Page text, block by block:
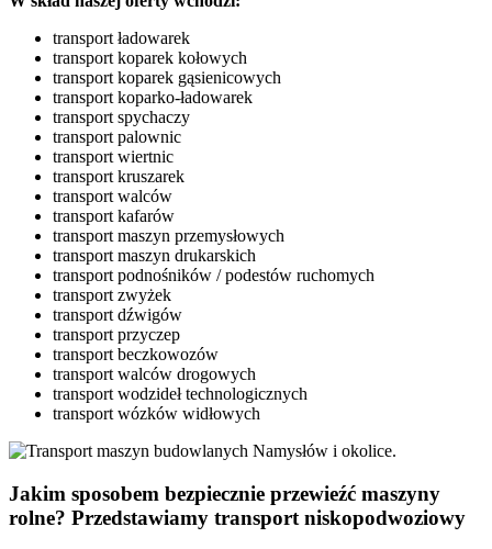
transport ładowarek
transport koparek kołowych
transport koparek gąsienicowych
transport koparko-ładowarek
transport spychaczy
transport palownic
transport wiertnic
transport kruszarek
transport walców
transport kafarów
transport maszyn przemysłowych
transport maszyn drukarskich
transport podnośników / podestów ruchomych
transport zwyżek
transport dźwigów
transport przyczep
transport beczkowozów
transport walców drogowych
transport wodzideł technologicznych
transport wózków widłowych
Jakim sposobem bezpiecznie przewieźć maszyny
rolne? Przedstawiamy transport niskopodwoziowy